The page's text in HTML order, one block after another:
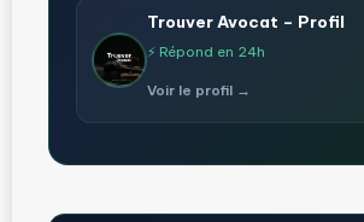
Trouver Avocat – Profil
⚡ Répond en 24h
Voir le profil →